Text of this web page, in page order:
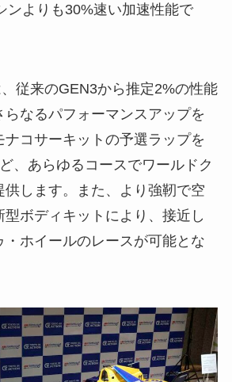
ンよりも30%速い加速性能で
、従来のGEN3から推定2%の性能
らなるパフォーマンスアップを
コサーキットの予選ラップを
、あらゆるコースでワールドク
供します。また、より強靭で空
ボディキットにより、接近し
・ホイールのレースが可能とな